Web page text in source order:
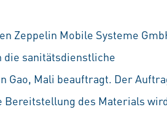
Zeppelin Mobile Systeme
sanitätsdienstliche
Gao, Mali beauftragt. Der
Bereitstellung des Materials